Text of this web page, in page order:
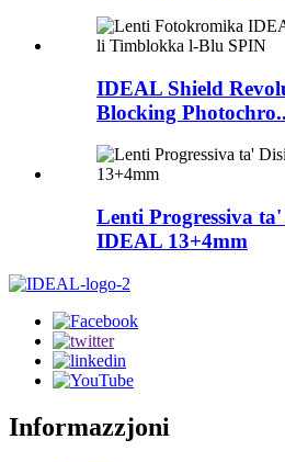
IDEAL Shield
Blocking
Lenti Progressiva
IDEAL 13+4mm
Informazzjoni